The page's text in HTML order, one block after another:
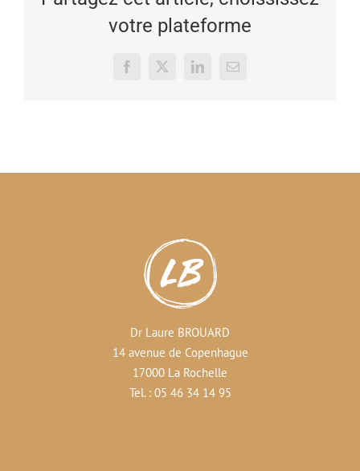
votre plateforme
Facebook
X LinkedInEmail
Dr Laure BROUARD
14 avenue de Copenhague
17000 La Rochelle
Tel. : 05 46 34 14 95